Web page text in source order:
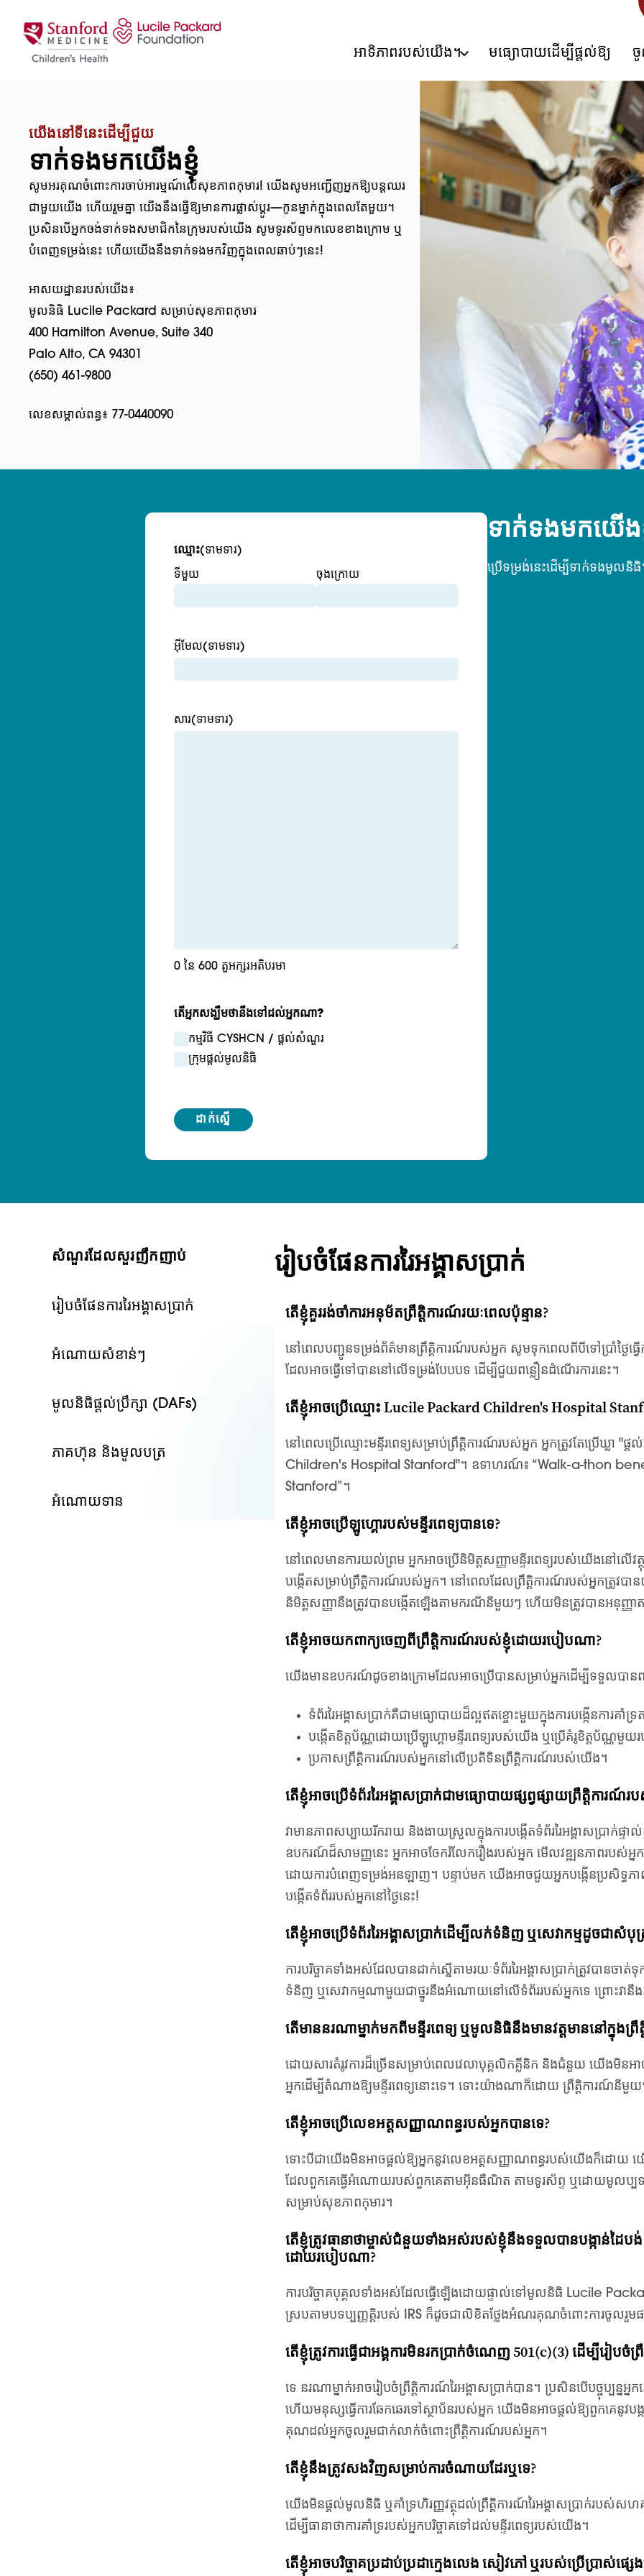
អាទិភាពរបស់យើង។ មធ្យោបាយដើម្បីផ្តល់ឱ្យ ចូ
យើងនៅទីនេះដើម្បីជួយ
ទាក់ទងមកយើងខ្ញុំ
សូមអរគុណចំពោះការចាប់អារម្មណ៍លើសុខភាពកុមារ! យើងសូមអញ្ជើញអ្នកឱ្យបន្តឈរ
ជាមួយយើង ហើយរួមគ្នា យើងនឹងធ្វើឱ្យមានការផ្លាស់ប្តូរ—កូនម្នាក់ក្នុងពេលតែមួយ។
ប្រសិនបើអ្នកចង់ទាក់ទងសមាជិកនៃក្រុមរបស់យើង សូមទូរស័ព្ទមកលេខខាងក្រោម ឬ
បំពេញទម្រង់នេះ ហើយយើងនឹងទាក់ទងមកវិញក្នុងពេលឆាប់ៗនេះ!
អាសយដ្ឋានរបស់យើង៖
មូលនិធិ Lucile Packard សម្រាប់សុខភាពកុមារ
400 Hamilton Avenue, Suite 340
Palo Alto, CA 94301
(650) 461-9800
លេខសម្គាល់ពន្ធ៖ 77-0440090
ទាក់ទងមកយើង
ប្រើទម្រង់នេះដើម្បីទាក់ទងមូលនិធិ
ឈ្មោះ(ទាមទារ)
ទីមួយ ចុងក្រោយ
អ៊ីមែល(ទាមទារ)
សារ(ទាមទារ)
0 នៃ 600 តួអក្សរអតិបរមា
តើអ្នកសង្ឃឹមថានឹងទៅដល់អ្នកណា?
កម្មវិធី CYSHCN / ផ្តល់សំណួរ
ក្រុមផ្តល់មូលនិធិ
សំណួរដែលសួរញឹកញាប់
រៀបចំផែនការរៃអង្គាសប្រាក់
អំណោយសំខាន់ៗ
មូលនិធិផ្តល់ប្រឹក្សា (DAFs)
ភាគហ៊ុន និងមូលបត្រ
អំណោយទាន
រៀបចំផែនការរៃអង្គាសប្រាក់
តើ​ខ្ញុំ​គួរ​រង់ចាំ​ការ​អនុម័ត​ព្រឹត្តិការណ៍​រយៈពេល​ប៉ុន្មាន?
នៅពេលបញ្ជូនទម្រង់ព័ត៌មានព្រឹត្តិការណ៍របស់អ្នក សូមទុកពេលពីបីទៅប្រាំថ្ងៃធ្វ
ដែលអាចធ្វើទៅបាននៅលើទម្រង់បែបបទ ដើម្បីជួយពន្លឿនដំណើរការនេះ។
តើខ្ញុំអាចប្រើឈ្មោះ Lucile Packard Children's Hospital
នៅពេលប្រើឈ្មោះមន្ទីរពេទ្យសម្រាប់ព្រឹត្តិការណ៍របស់អ្នក អ្នកត្រូវតែប្រើឃ្លា
Children's Hospital Stanford"។ ឧទាហរណ៍៖ “Walk-a-thon
Stanford”។
តើខ្ញុំអាចប្រើឡូហ្គោរបស់មន្ទីរពេទ្យបានទេ?
នៅពេលមានការយល់ព្រម អ្នកអាចប្រើនិមិត្តសញ្ញាមន្ទីរពេទ្យរបស់យើងនៅល
បង្កើតសម្រាប់ព្រឹត្តិការណ៍របស់អ្នក។ នៅពេលដែលព្រឹត្តិការណ៍របស់អ្នកត្រូវបា
និមិត្តសញ្ញានឹងត្រូវបានបង្កើតឡើងតាមករណីនីមួយៗ ហើយមិនត្រូវបានអនុញ្ញាត
តើ​ខ្ញុំ​អាច​យក​ពាក្យ​ចេញ​ពី​ព្រឹត្តិការណ៍​របស់​ខ្ញុំ​ដោយ​របៀប​ណា?
យើង​មាន​ឧបករណ៍​ដូច​ខាង​ក្រោម​ដែល​អាច​ប្រើ​បាន​សម្រាប់​អ្នក​ដើម្បី​ទទួល​បាន​
ទំព័ររៃអង្គាសប្រាក់គឺជាមធ្យោបាយដ៏ល្អឥតខ្ចោះមួយក្នុងការបង្កើនការគាំ
បង្កើត​ខិត្តប័ណ្ណ​ដោយ​ប្រើ​ឡូហ្គោ​មន្ទីរពេទ្យ​របស់​យើង ឬ​ប្រើ​គំរូ​ខិត្តប័ណ្
ប្រកាសព្រឹត្តិការណ៍របស់អ្នកនៅលើប្រតិទិនព្រឹត្តិការណ៍របស់យើង។
តើខ្ញុំអាចប្រើទំព័ររៃអង្គាសប្រាក់ជាមធ្យោបាយផ្សព្វផ្សាយព្រឹត្តិការ
វាមានភាពសប្បាយរីករាយ និងងាយស្រួលក្នុងការបង្កើតទំព័ររៃអង្គាសប្រាក់ផ្
ឧបករណ៍ដ៏សាមញ្ញនេះ អ្នកអាចចែករំលែករឿងរបស់អ្នក មើលវឌ្ឍនភាពរបស់អ្
ដោយការបំពេញទម្រង់អនឡាញ។ បន្ទាប់មក យើងអាចជួយអ្នកបង្កើនប្រសិទ្ធភាព
បង្កើតទំព័ររបស់អ្នកនៅថ្ងៃនេះ!
តើខ្ញុំអាចប្រើទំព័ររៃអង្គាសប្រាក់ដើម្បីលក់ទំនិញ ឬសេវាកម្មដូចជាសំបុ
ការបរិច្ចាគទាំងអស់ដែលបានដាក់ស្នើតាមរយៈទំព័ររៃអង្គាសប្រាក់ត្រូវបានច
ទំនិញ ឬសេវាកម្មណាមួយជាថ្នូរនឹងអំណោយនៅលើទំព័ររបស់អ្នកទេ ព្រោះវា
តើមាននរណាម្នាក់មកពីមន្ទីរពេទ្យ ឬមូលនិធិនឹងមានវត្តមាននៅក្នុងព្រឹ
ដោយសារតំរូវការដ៏ច្រើនសម្រាប់ពេលវេលាបុគ្គលិកគ្លីនិក និងជំនួយ យើងមិនអា
អ្នកដើម្បីតំណាងឱ្យមន្ទីរពេទ្យនោះទេ។ ទោះយ៉ាងណាក៏ដោយ ព្រឹត្តិការណ៍នី
តើខ្ញុំអាចប្រើលេខអត្តសញ្ញាណពន្ធរបស់អ្នកបានទេ?
ទោះបីជាយើងមិនអាចផ្តល់ឱ្យអ្នកនូវលេខអត្តសញ្ញាណពន្ធរបស់យើងក៏ដោយ យើង
ដែលពួកគេធ្វើអំណោយរបស់ពួកគេតាមអ៊ីនធឺណិត តាមទូរស័ព្ទ ឬដោយមូលប្ប
សម្រាប់សុខភាពកុមារ។
តើខ្ញុំត្រូវធានាថាម្ចាស់ជំនួយទាំងអស់របស់ខ្ញុំនឹងទទួលបានបង្កាន់ដ
ដោយរបៀបណា?
ការបរិច្ចាគបុគ្គលទាំងអស់ដែលធ្វើឡើងដោយផ្ទាល់ទៅមូលនិធិ Lucile
ស្របតាមបទប្បញ្ញត្តិរបស់ IRS ក៏ដូចជាលិខិតថ្លែងអំណរគុណចំពោះការចូលរួមផ
តើខ្ញុំត្រូវការធ្វើជាអង្គការមិនរកប្រាក់ចំណេញ 501(c)(3) ដើម្បីរៀបចំព្
ទេ នរណាម្នាក់អាចរៀបចំព្រឹត្តិការណ៍រៃអង្គាសប្រាក់បាន។ ប្រសិនបើបច្ចុប្បន្ន
ហើយមនុស្សធ្វើការឆែកឆេរទៅស្ថាប័នរបស់អ្នក យើងមិនអាចផ្តល់ឱ្យពួកគេនូវបង្
គុណដល់អ្នកចូលរួមជាក់លាក់ចំពោះព្រឹត្តិការណ៍របស់អ្នក។
តើ​ខ្ញុំ​នឹង​ត្រូវ​សង​វិញ​សម្រាប់​ការ​ចំណាយ​ដែរ​ឬ​ទេ?
យើងមិនផ្តល់មូលនិធិ ឬគាំទ្រហិរញ្ញវត្ថុដល់ព្រឹត្តិការណ៍រៃអង្គាសប្រាក់របស់
ដើម្បីធានាថាការគាំទ្ររបស់អ្នកបរិច្ចាគទៅដល់មន្ទីរពេទ្យរបស់យើង។
តើខ្ញុំអាចបរិច្ចាគប្រដាប់ប្រដាក្មេងលេង សៀវភៅ ឬរបស់ប្រើប្រាស់ផ្ស